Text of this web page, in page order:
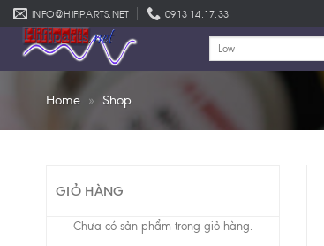
Skip
to
content
INFO@HIFIPARTS.NET 0913 14.17.33
Tìm
Home » Shop
GIỎ HÀNG
Chưa có sản phẩm trong giỏ hàng.